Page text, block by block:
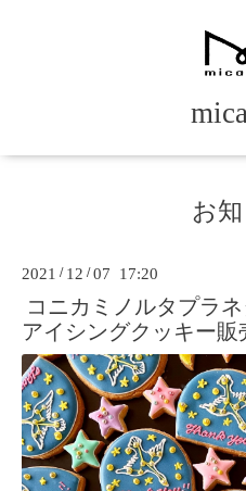
お
2021 / 12 /07 17:20
コニカミノルタプラ
アイシングクッキー販